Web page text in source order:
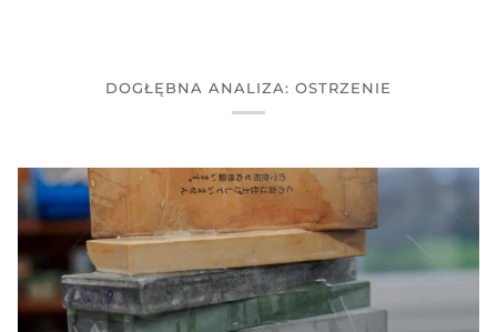
DOGŁĘBNA ANALIZA: OSTRZENIE